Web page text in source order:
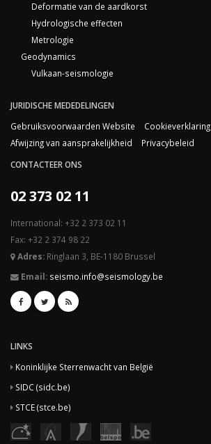
Deformatie van de aardkorst
Hydrologische effecten
Metrologie
Geodynamics
Vulkaan-seismologie
JURIDISCHE MEDEDELINGEN
Gebruiksvoorwaarden Website
Cookieverklaring
Afwijzing van aansprakelijkheid
Privacybeleid
CONTACTEER ONS
02 373 02 11
International: +32 2 373 02 11
Fax: +32 2 374 98 22
Adres: Ringlaan 3, BE-1180 Brussel
Email: seismo.info@seismology.be
LINKS
Koninklijke Sterrenwacht van België
SIDC (sidc.be)
STCE (stce.be)